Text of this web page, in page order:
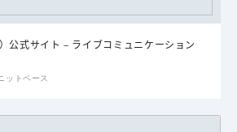
公式サイト – ライブコミュニケーション
ットベース